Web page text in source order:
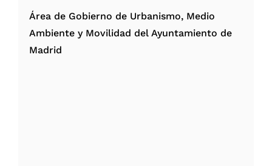
Área de Gobierno de Urbanismo, Medio
Ambiente y Movilidad del Ayuntamiento de
Madrid